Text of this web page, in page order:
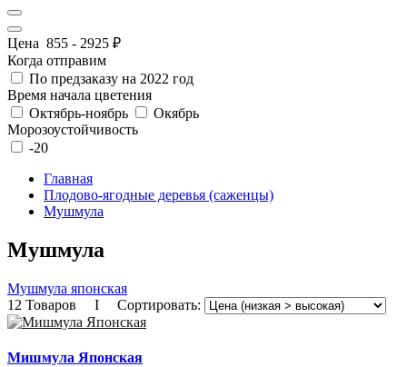
Цена 855 - 2925 ₽
Когда отправим
По предзаказу на 2022 год
Время начала цветения
Октябрь-ноябрь
Окябрь
Морозоустойчивость
-20
Главная
Плодово-ягодные деревья (саженцы)
Мушмула
Мушмула
Мушмула японская
12 Товаров I Сортировать:
Мишмула Японская